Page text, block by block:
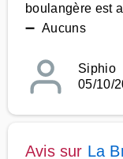
boulangère est
➖ Aucuns
Siphio
05/10/
Avis sur La